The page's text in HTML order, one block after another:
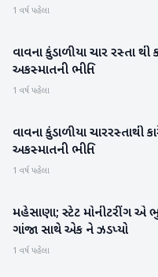
1 વર્ષ પહેલા
બનાસકાંઠા
વાવના કુંડાળીયા ચાર રસ્તા થી
અકસ્માતની ભીતિ
1 વર્ષ પહેલા
બનાસકાંઠા
વાવના કુંડાળીયા ચારરસ્તાથી
અકસ્માતની ભીતિ
1 વર્ષ પહેલા
મહેસાણા
મહેસાણા; સ્ટેટ મોનીટરીંગ એ
ગાંજા સાથે એક ને ઝડપ્યો
1 વર્ષ પહેલા